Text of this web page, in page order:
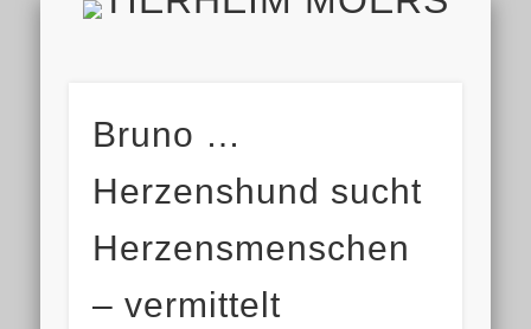
HOME
AKTUELL
ALLE TIERE
HELFEN
TIERHEIM & VEREIN
VIELEN DANK!
IMPRESSUM & DATENSCHUTZ
FINDEFIX
Bruno …
Herzenshund sucht
Herzensmenschen
– vermittelt